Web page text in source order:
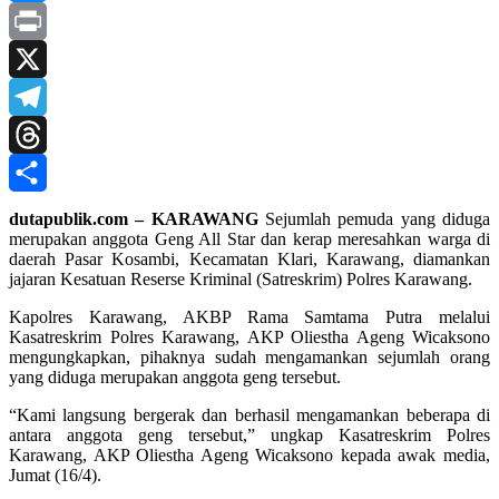
Messenger
Print
X
Telegram
Threads
Share
dutapublik.com – KARAWANGSejumlah pemuda yang diduga
merupakan anggota Geng All Star dan kerap meresahkan warga di
daerah Pasar Kosambi, Kecamatan Klari, Karawang, diamankan
jajaran Kesatuan Reserse Kriminal (Satreskrim) Polres Karawang.
Kapolres Karawang, AKBP Rama Samtama Putra melalui
Kasatreskrim Polres Karawang, AKP Oliestha Ageng Wicaksono
mengungkapkan, pihaknya sudah mengamankan sejumlah orang
yang diduga merupakan anggota geng tersebut.
“Kami langsung bergerak dan berhasil mengamankan beberapa di
antara anggota geng tersebut,” ungkap Kasatreskrim Polres
Karawang, AKP Oliestha Ageng Wicaksono kepada awak media,
Jumat (16/4).